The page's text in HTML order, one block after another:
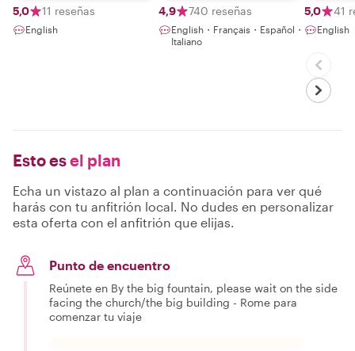
5,0 11 reseñas
English
4,9 740 reseñas
English・Français・Español・
Italiano
5,0 41
English
Esto esel plan
Echa un vistazo al plan a continuación para ver qué
harás con tu anfitrión local. No dudes en personalizar
esta oferta con el anfitrión que elijas.
Punto de encuentro
Reúnete en By the big fountain, please wait on the side
facing the church/the big building - Rome para
comenzar tu viaje